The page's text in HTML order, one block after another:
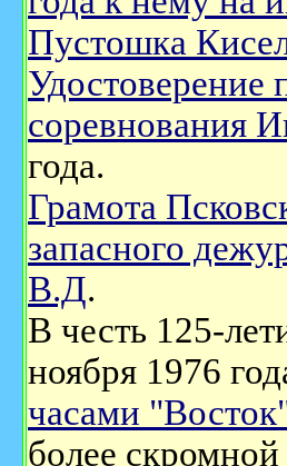
Пустошка
Удостоверение
соревнования
года.
Грамота
запасного
В.Д.
В честь 125-
ноября 1976
часами
более